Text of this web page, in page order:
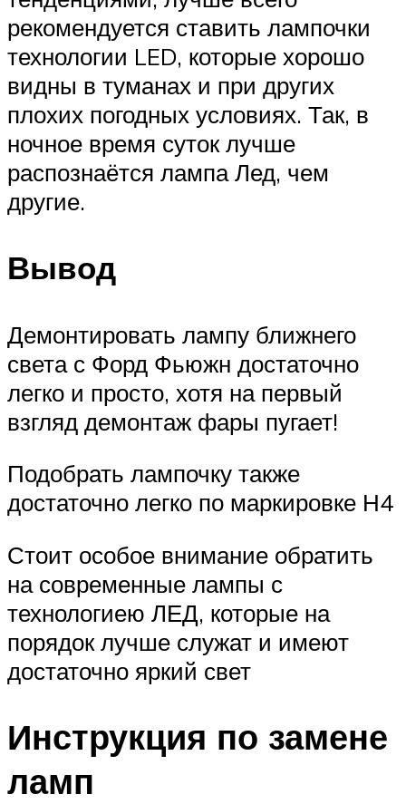
рекомендуется ставить лампочки
технологии LED, которые хорошо
видны в туманах и при других
плохих погодных условиях. Так, в
ночное время суток лучше
распознаётся лампа Лед, чем
другие.
Вывод
Демонтировать лампу ближнего
света с Форд Фьюжн достаточно
легко и просто, хотя на первый
взгляд демонтаж фары пугает!
Подобрать лампочку также
достаточно легко по маркировке Н4
Стоит особое внимание обратить
на современные лампы с
технологиею ЛЕД, которые на
порядок лучше служат и имеют
достаточно яркий свет
Инструкция по замене
ламп